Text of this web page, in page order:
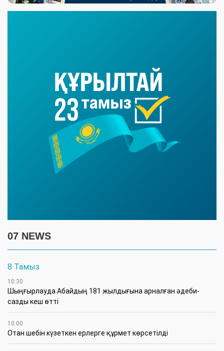
07 NEWS
8 Тамыз
10:30
Шыңғырлауда Абайдың 181 жылдығына арналған әдеби-
сазды кеш өтті
10:00
Отан шебін күзеткен ерлерге құрмет көрсетілді